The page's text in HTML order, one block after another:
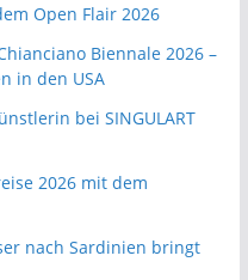
Open Flair 2026
Biennale 2026 –
in den USA
bei SINGULART
2026 mit dem
nach Sardinien bringt